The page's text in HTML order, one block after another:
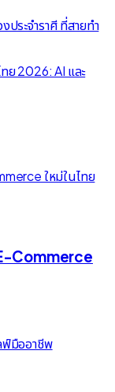
ประจำราศี ที่สายทำ
ย 2026: AI และ
Commerce